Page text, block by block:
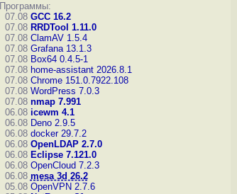
Программы:
07.08 GCC 16.2
07.08 RRDTool 1.11.0
07.08 ClamAV 1.5.4
07.08 Grafana 13.1.3
07.08 Box64 0.4.5-1
07.08 home-assistant 2026.8.1
07.08 Chrome 151.0.7922.108
07.08 WordPress 7.0.3
07.08 nmap 7.991
06.08 icewm 4.1
06.08 Deno 2.9.5
06.08 docker 29.7.2
06.08 OpenLDAP 2.7.0
06.08 Eclipse 7.121.0
06.08 OpenCloud 7.2.3
06.08 mesa 3d 26.2
05.08 OpenVPN 2.7.6